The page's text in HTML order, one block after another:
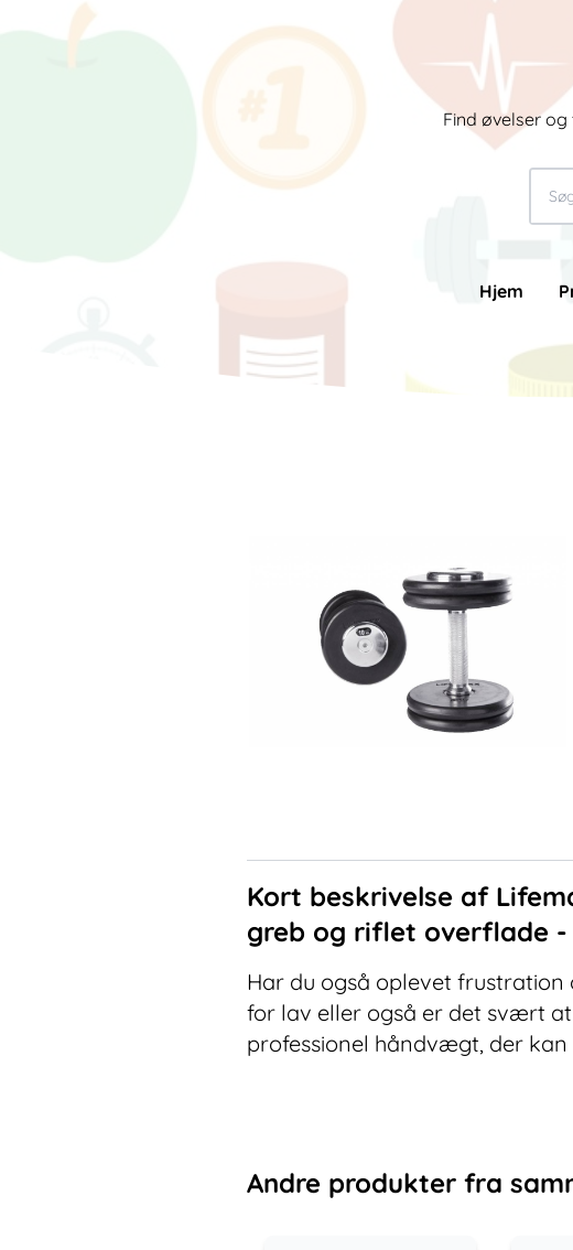
Find øvelser
Hjem
Kort beskrivelse af
greb og riflet overflade
Har du også oplevet
for lav eller også er det svært
professionel håndvægt, der
Andre produkter fra